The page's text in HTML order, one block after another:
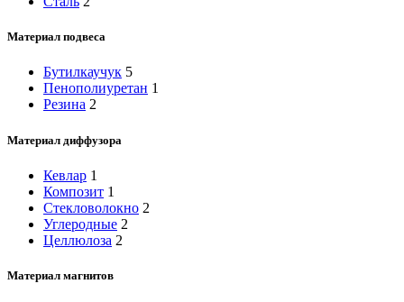
Материал подвеса
Бутилкаучук 5
Пенополиуретан 1
Резина 2
Материал диффузора
Кевлар 1
Композит 1
Стекловолокно 2
Углеродные 2
Целлюлоза 2
Материал магнитов